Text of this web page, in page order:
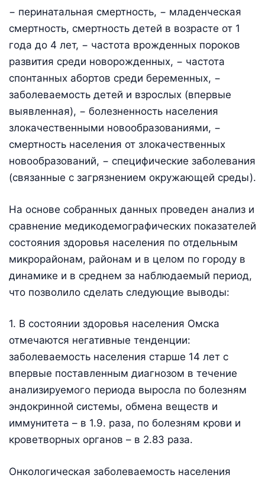
− перинатальная смертность, − младенческая
смертность, смертность детей в возрасте от 1
года до 4 лет, − частота врожденных пороков
развития среди новорожденных, − частота
спонтанных абортов среди беременных, −
заболеваемость детей и взрослых (впервые
выявленная), − болезненность населения
злокачественными новообразованиями, −
смертность населения от злокачественных
новообразований, − специфические заболевания
(связанные с загрязнением окружающей среды).
На основе собранных данных проведен анализ и
сравнение медикодемографических показателей
состояния здоровья населения по отдельным
микрорайонам, районам и в целом по городу в
динамике и в среднем за наблюдаемый период,
что позволило сделать следующие выводы:
1. В состоянии здоровья населения Омска
отмечаются негативные тенденции:
заболеваемость населения старше 14 лет с
впервые поставленным диагнозом в течение
анализируемого периода выросла по болезням
эндокринной системы, обмена веществ и
иммунитета – в 1.9. раза, по болезням крови и
кроветворных органов – в 2.83 раза.
Онкологическая заболеваемость населения